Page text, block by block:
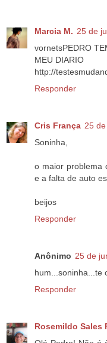
Marcia M. 25 de
vornetsPEDRO
MEU DIARIO
http://
Responder
Cris França 25
Soninha,
o maior problema
e a falta de auto
beijos
Responder
Anônimo 25 de
hum...soninha...te
Responder
Rosemildo Sales